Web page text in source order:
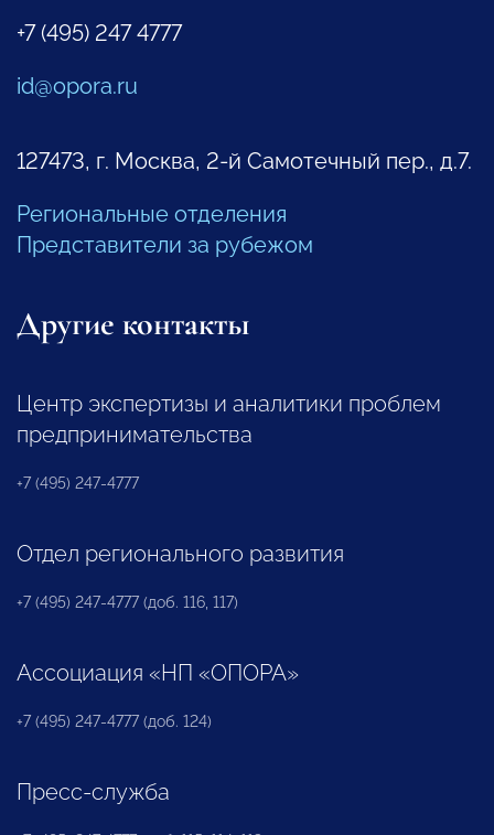
+7 (495) 247 4777
id@opora.ru
127473, г. Москва, 2-й Самотечный пер., д.7.
Региональные отделения
Представители за рубежом
Другие контакты
Центр экспертизы и аналитики проблем
предпринимательства
+7 (495) 247-4777
Отдел регионального развития
+7 (495) 247-4777 (доб. 116, 117)
Ассоциация «НП «ОПОРА»
+7 (495) 247-4777 (доб. 124)
Пресс-служба